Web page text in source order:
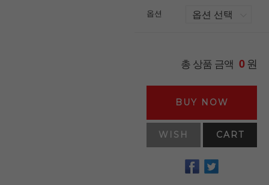
옵션
총 상품 금액 0원
BUY NOW
WISH CART